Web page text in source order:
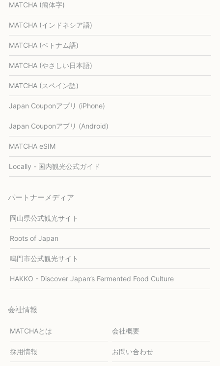
MATCHA (簡体字)
MATCHA (インドネシア語)
MATCHA (ベトナム語)
MATCHA (やさしい日本語)
MATCHA (スペイン語)
Japan Couponアプリ (iPhone)
Japan Couponアプリ (Android)
MATCHA eSIM
Locally - 国内観光公式ガイド
パートナーメディア
岡山県公式観光サイト
Roots of Japan
鳴門市公式観光サイト
HAKKO - Discover Japan’s Fermented Food Culture
会社情報
MATCHAとは 会社概要
採用情報 お問い合わせ